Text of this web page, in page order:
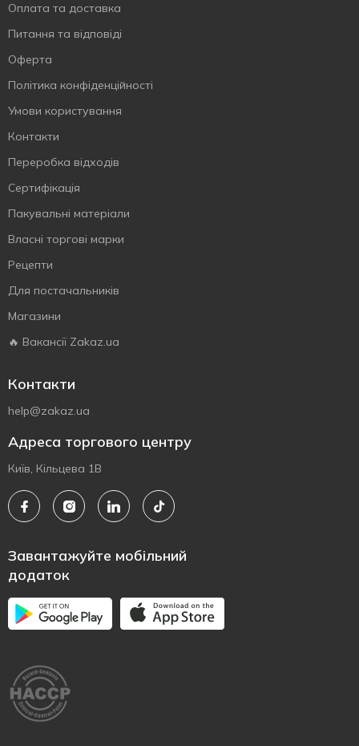
Оплата та доставка
Питання та відповіді
Оферта
Політика конфіденційності
Умови користування
Контакти
Переробка відходів
Сертифiкацiя
Пакувальні матеріали
Власнi торговi марки
Рецепти
Для постачальників
Магазини
🔥 Вакансії Zakaz.ua
Контакти
help@zakaz.ua
Адреса торгового центру
Київ, Кільцева 1В
Завантажуйте мобільний
додаток